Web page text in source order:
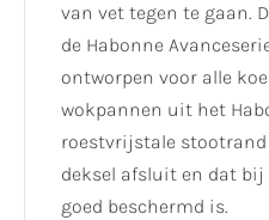
van vet tegen te gaan.
de Habonne
ontworpen voor alle
wokpannen uit het
roestvrijstale
deksel afsluit en dat
goed beschermd is.